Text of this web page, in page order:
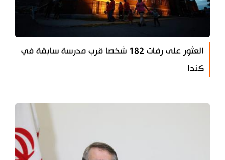
العثور على رفات 182 شخصا قرب مدرسة سابقة في
كندا